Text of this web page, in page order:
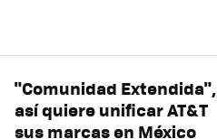
"Comunidad Extendida",
así quiere unificar AT&T
sus marcas en México